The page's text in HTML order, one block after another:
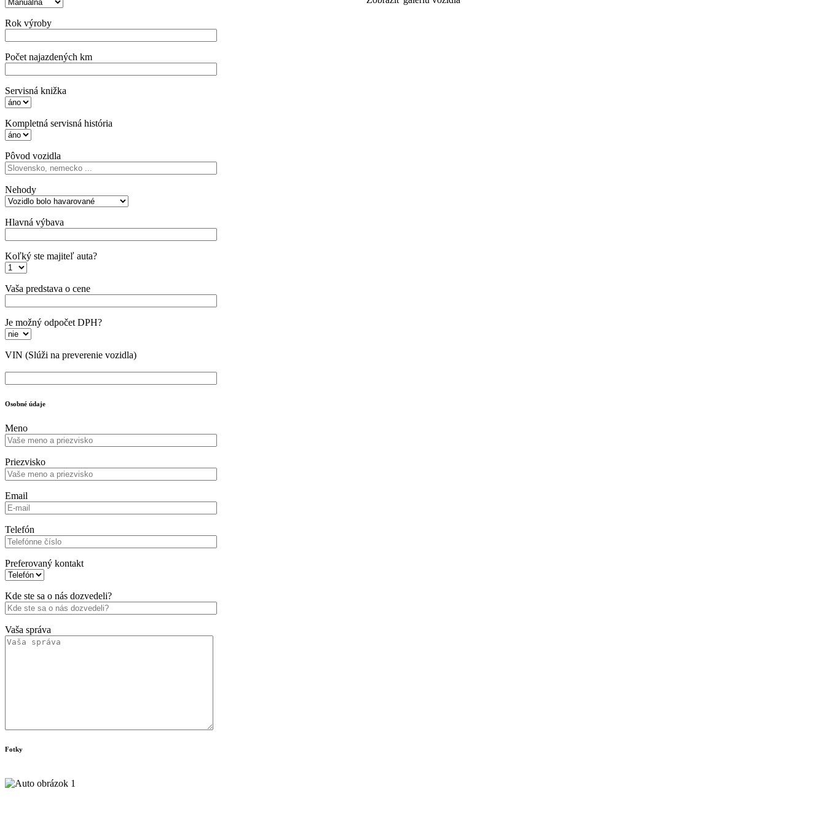
Rok výroby
Počet najazdených km
Servisná knižka
Kompletná servisná história
Pôvod vozidla
Nehody
Hlavná výbava
Koľký ste majiteľ auta?
Vaša predstava o cene
Je možný odpočet DPH?
VIN (Slúži na preverenie vozidla)
Osobné údaje
Meno
Priezvisko
Email
Telefón
Preferovaný kontakt
Kde ste sa o nás dozvedeli?
Vaša správa
Fotky